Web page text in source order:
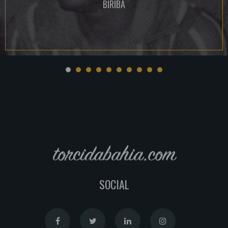
BIRIBA
torcidabahia.com
SOCIAL